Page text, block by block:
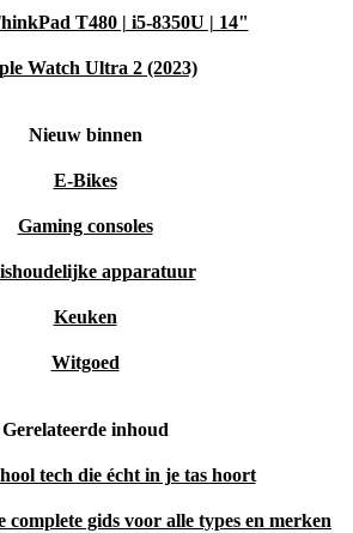
T480 | i5-8350U | 14"
Watch Ultra 2 (2023)
Nieuw binnen
E-Bikes
Gaming consoles
apparatuur
Keuken
Witgoed
Gerelateerde inhoud
tech die écht in je tas hoort
gids voor alle types en merken